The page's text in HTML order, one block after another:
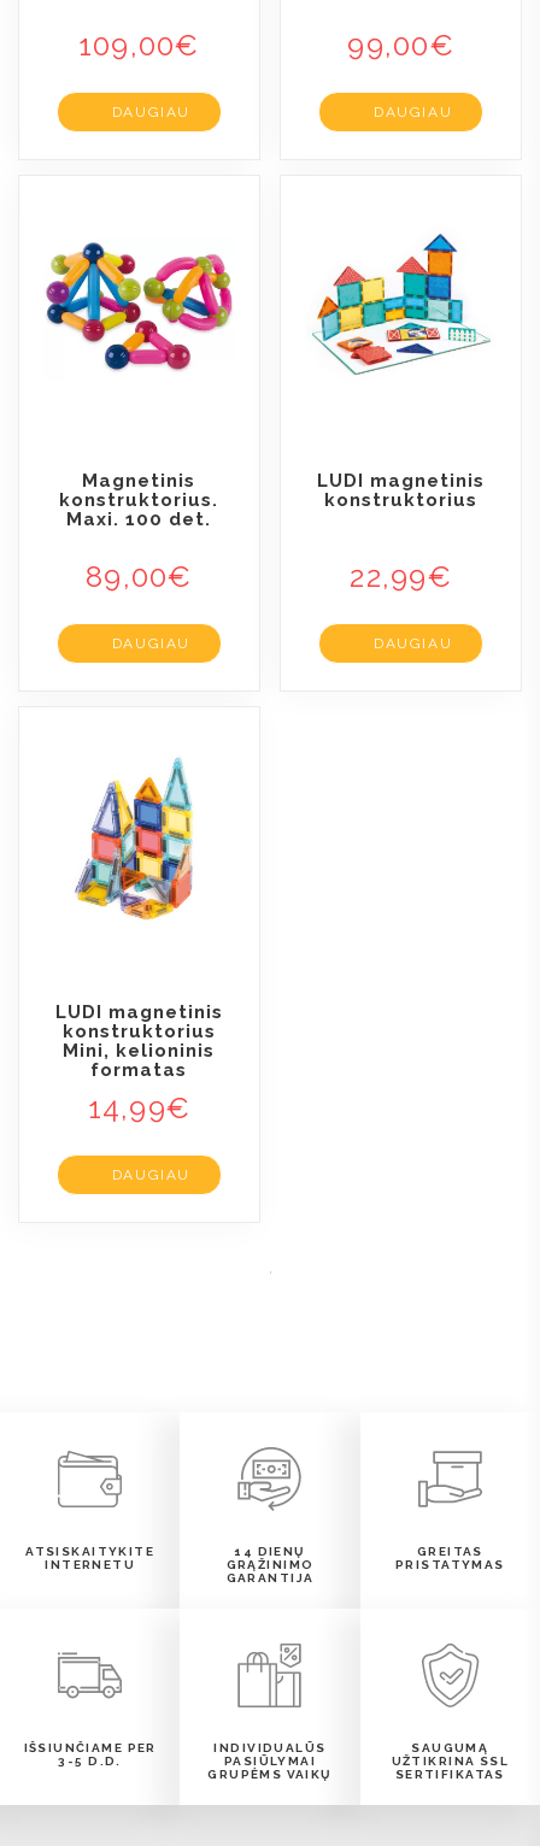
109,00€
DAUGIAU
99,00€
DAUGIAU
Magnetinis
konstruktorius.
Maxi. 100 det.
89,00€
DAUGIAU
LUDI magnetinis
konstruktorius
22,99€
DAUGIAU
LUDI magnetinis
konstruktorius
Mini, kelioninis
formatas
14,99€
DAUGIAU
ATSISKAITYKITE
INTERNETU
14 DIENŲ
GRĄŽINIMO
GARANTIJA
GREITAS
PRISTATYMAS
IŠSIUNČIAME PER
3-5 D.D.
INDIVIDUALŪS
PASIŪLYMAI
GRUPĖMS VAIKŲ
SAUGUMĄ
UŽTIKRINA SSL
SERTIFIKATAS